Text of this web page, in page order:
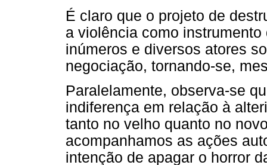
É claro que o projeto de
a violência como
inúmeros e diversos atores
negociação, tornando-se,
Paralelamente, observa-se
indiferença em relação à
tanto no velho quanto no
acompanhamos as ações
intenção de apagar o horror